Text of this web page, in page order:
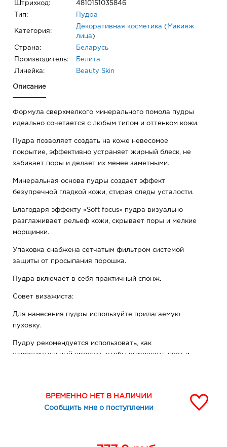
Штрихкод: 4810151035846
Тип: Пудра
Категория:
Декоративная косметика ( Макияж
лица )
Страна: Беларусь
Производитель: Белита
Линейка: Beauty Skin
Описание
Формула сверхмелкого минерального помола пудры
идеально сочетается с любым типом и оттенком кожи.
Пудра позволяет создать на коже невесомое
покрытие, эффективно устраняет жирный блеск, не
забивает поры и делает их менее заметными.
Минеральная основа пудры создает эффект
безупречной гладкой кожи, стирая следы усталости.
Благодаря эффекту «Soft focus» пудра визуально
разглаживает рельеф кожи, скрывает поры и мелкие
морщинки.
Упаковка снабжена сетчатым фильтром системой
защиты от просыпания порошка.
Пудра включает в себя практичный спонж.
Совет визажиста:
Для нанесения пудры используйте прилагаемую
пуховку.
Пудру рекомендуется использовать, как
самостоятельный продукт, чтобы выровнять цвет и
ВРЕМЕННО НЕТ В НАЛИЧИИ
Сообщить мне о поступлении